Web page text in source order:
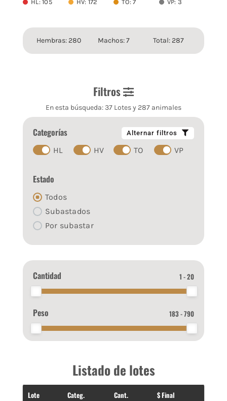
HL: 105 HV: 172 TO: 7 VP: 3
Hembras: 280 Machos: 7 Total: 287
Filtros
En esta búsqueda: 37 Lotes y 287 animales
Categorías Alternar filtros
HL HV TO VP
Estado
Todos
Subastados
Por subastar
Cantidad 1 - 20
Peso 183 - 790
Listado de lotes
Lote Categ. Cant. $ Final